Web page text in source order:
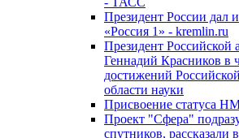
Президент России дал
«Россия 1» - kremlin.ru
Президент Российской
Геннадий Красников в
достижений
области науки
Присвоение статуса
Проект "Сфера"
спутников, рассказали